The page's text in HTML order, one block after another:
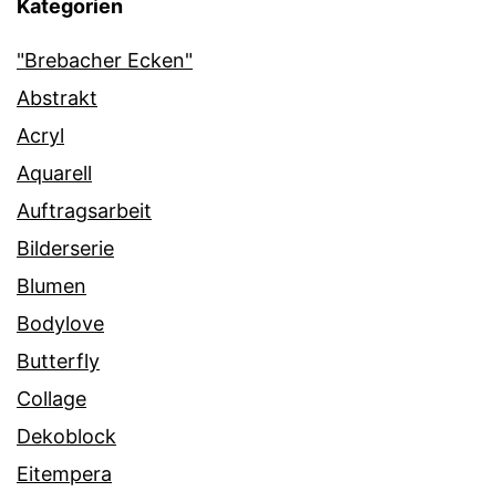
Kategorien
"Brebacher Ecken"
Abstrakt
Acryl
Aquarell
Auftragsarbeit
Bilderserie
Blumen
Bodylove
Butterfly
Collage
Dekoblock
Eitempera